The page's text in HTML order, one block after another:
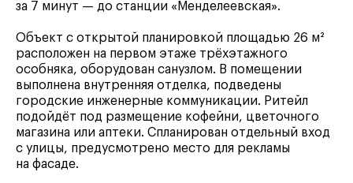
за 7 минут — до станции «Менделеевская».
Объект с открытой планировкой площадью 26 м²
расположен на первом этаже трёхэтажного
особняка, оборудован санузлом. В помещении
выполнена внутренняя отделка, подведены
городские инженерные коммуникации. Ритейл
подойдёт под размещение кофейни, цветочного
магазина или аптеки. Спланирован отдельный вход
с улицы, предусмотрено место для рекламы
на фасаде.